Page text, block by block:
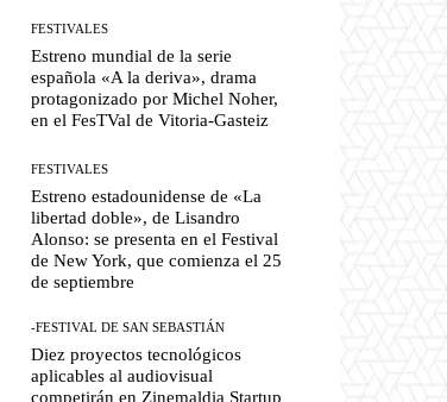
FESTIVALES
Estreno mundial de la serie
española «A la deriva», drama
protagonizado por Michel Noher,
en el FesTVal de Vitoria-Gasteiz
FESTIVALES
Estreno estadounidense de «La
libertad doble», de Lisandro
Alonso: se presenta en el Festival
de New York, que comienza el 25
de septiembre
-FESTIVAL DE SAN SEBASTIÁN
Diez proyectos tecnológicos
aplicables al audiovisual
competirán en Zinemaldia Startup